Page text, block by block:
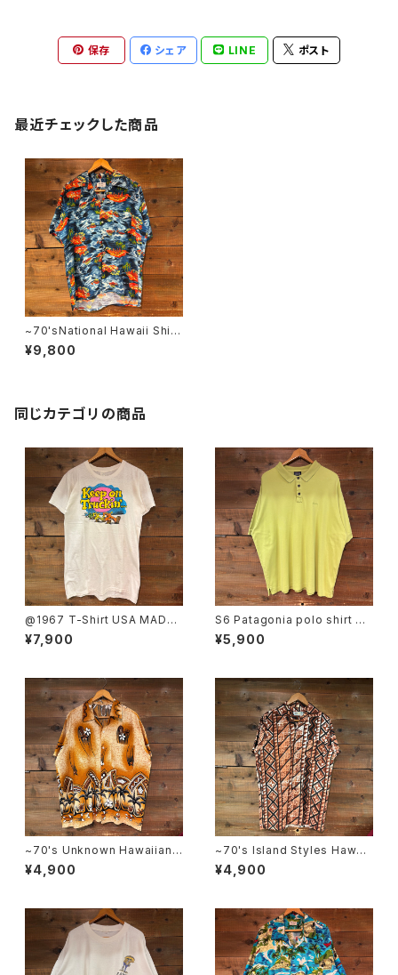
保存 シェア LINE ポスト
最近チェックした商品
~70'sNational Hawaii Shirt
Jamaica MADE SIZE:L
¥9,800
同じカテゴリの商品
@1967 T-Shirt USA MADE
SIZE:L
¥7,900
S6 Patagonia polo shirt SI
ZE:XL
¥5,900
~70's Unknown Hawaiian
Shirt
¥4,900
~70's Island Styles Hawaii
an Shirt
¥4,900